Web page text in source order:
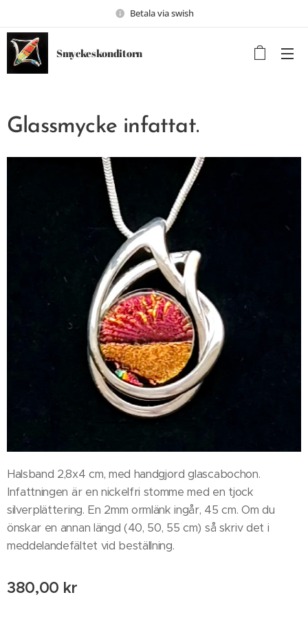
Betala via swish
Smyckeskonditorn
Glassmycke infattat.
Halsband 2,8x4 cm, med handgjord glascabochon.
Infattningen är en nickelfri stomme med en tjock
silverplättering. En 2mm ormlänk ingår, 45 cm. Om du
önskar en annan längd (40, 50, 55 cm) så skriv det i
meddelandefältet vid beställning.
380,00 kr